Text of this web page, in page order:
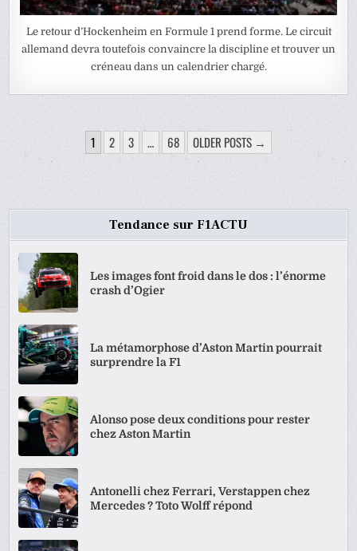
Le retour d’Hockenheim en Formule 1 prend forme. Le circuit
allemand devra toutefois convaincre la discipline et trouver un
créneau dans un calendrier chargé.
PAGINATION
1 2 3 … 68 OLDER POSTS →
Tendance sur F1ACTU
Les images font froid dans le dos : l’énorme
crash d’Ogier
La métamorphose d’Aston Martin pourrait
surprendre la F1
Alonso pose deux conditions pour rester
chez Aston Martin
Antonelli chez Ferrari, Verstappen chez
Mercedes ? Toto Wolff répond